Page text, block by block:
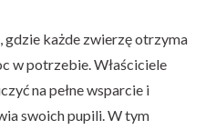
każde zwierzę otrzyma
w potrzebie. Właściciele
na pełne wsparcie i
swoich pupili. W tym